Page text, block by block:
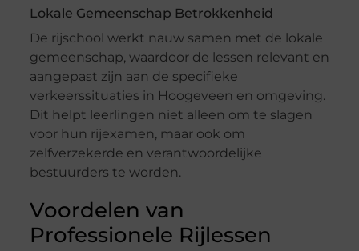
Lokale Gemeenschap Betrokkenheid
De rijschool werkt nauw samen met de lokale
gemeenschap, waardoor de lessen relevant en
aangepast zijn aan de specifieke
verkeerssituaties in Hoogeveen en omgeving.
Dit helpt leerlingen niet alleen om te slagen
voor hun rijexamen, maar ook om
zelfverzekerde en verantwoordelijke
bestuurders te worden.
Voordelen van
Professionele Rijlessen